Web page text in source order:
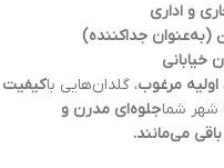
و اداری
(به‌عنوان جداکننده)
خیابانی
اولیه مرغوب، گلدان‌هایی باکیفیت
شهر شماجلوه‌ای مدرن و
می‌مانند.